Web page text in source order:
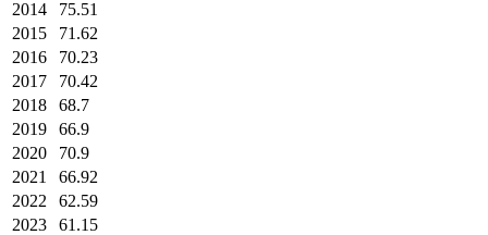
2014
75.51
2015
71.62
2016
70.23
2017
70.42
2018
68.7
2019
66.9
2020
70.9
2021
66.92
2022
62.59
2023
61.15